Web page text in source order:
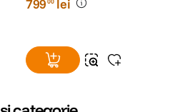
799 lei